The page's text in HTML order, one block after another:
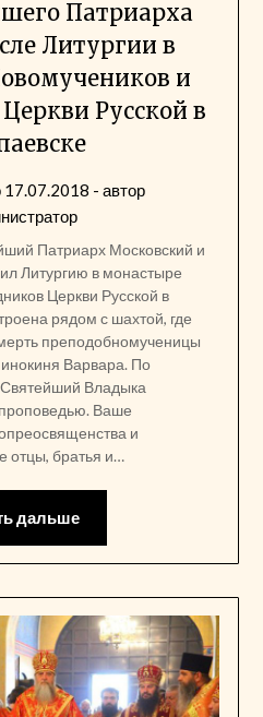
Патриарха
Литургии в
и
Русской в
17.07.2018 - автор
Патриарх Московский и
Литургию в монастыре
Церкви Русской в
рядом с шахтой, где
преподобномученицы
Варвара. По
Владыка
Ваше
и
отцы, братья и…
дальше